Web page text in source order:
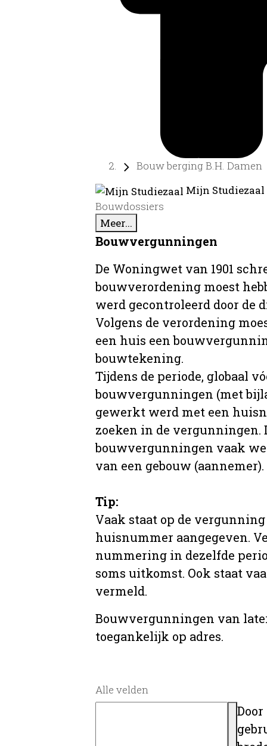
Bouw berging B.H. Damen
Mijn
Bouwdossiers
Meer...
Bouwvergunningen
De Woningwet van 1901
bouwverordening moest
werd gecontroleerd door de
Volgens de verordening
een huis een
bouwtekening.
Tijdens de periode, globaal
bouwvergunningen (met
gewerkt werd met een
zoeken in de vergunningen.
bouwvergunningen vaak
van een gebouw (aannemer).
Tip:
Vaak staat op de
huisnummer aangegeven.
nummering in dezelfde
soms uitkomst. Ook staat
vermeld.
Bouwvergunningen van
toegankelijk op adres.
Alle velden